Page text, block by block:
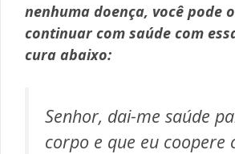
nenhuma doença, você pode
continuar com saúde com
cura abaixo:
Senhor, dai-me saúde
corpo e que eu coopere